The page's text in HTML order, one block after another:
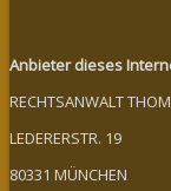
Anbieter dieses
RECHTSANWALT
LEDERERSTR. 19
80331 MÜNCHEN